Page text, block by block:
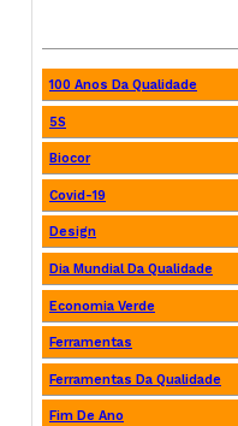
100 Anos Da Qualidade
5S
Biocor
Covid-19
Design
Dia Mundial Da Qualidade
Economia Verde
Ferramentas
Ferramentas Da Qualidade
Fim De Ano